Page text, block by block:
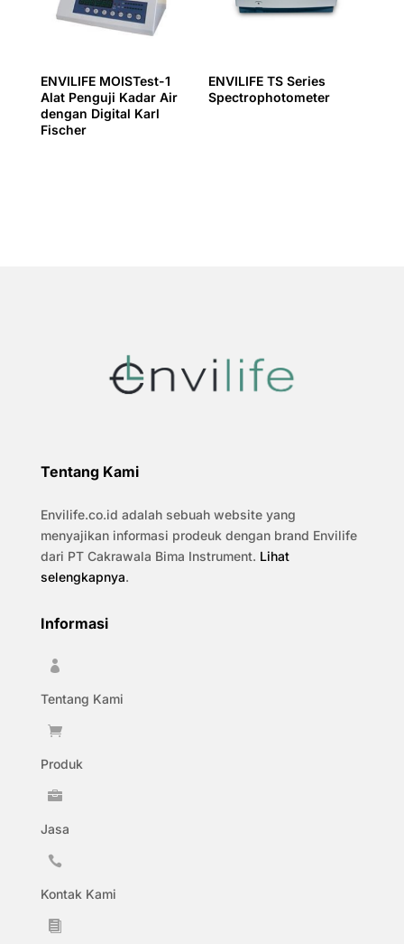
ENVILIFE MOISTest-1
Alat Penguji Kadar Air
dengan Digital Karl
Fischer
ENVILIFE TS Series
Spectrophotometer
Tentang Kami
Envilife.co.id adalah sebuah website yang
menyajikan informasi prodeuk dengan brand Envilife
dari PT Cakrawala Bima Instrument. Lihat
selengkapnya.
Informasi

Tentang Kami

Produk

Jasa

Kontak Kami
